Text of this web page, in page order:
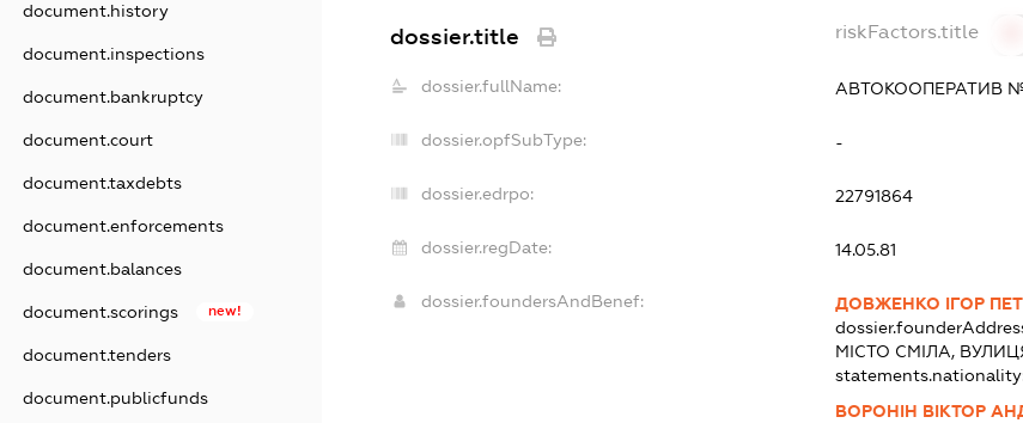
document.history
document.inspections
document.bankruptcy
document.court
document.taxdebts
document.enforcements
document.balances
document.scorings new!
document.tenders
document.publicfunds
dossier.title riskFactors.title
dossier.fullName: АВТОКООПЕРАТИВ
dossier.opfSubType: -
dossier.edrpo: 22791864
dossier.regDate: 14.05.81
dossier.foundersAndBenef:
ДОВЖЕНКО ІГОР
МІСТО СМІЛА,
ВОРОНІН ВІКТОР